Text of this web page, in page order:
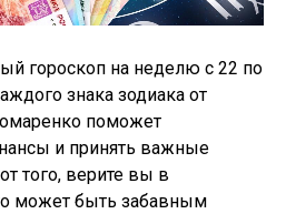
гороскоп на неделю с 22 по
знака зодиака от
поможет
и принять важные
того, верите вы в
может быть забавным